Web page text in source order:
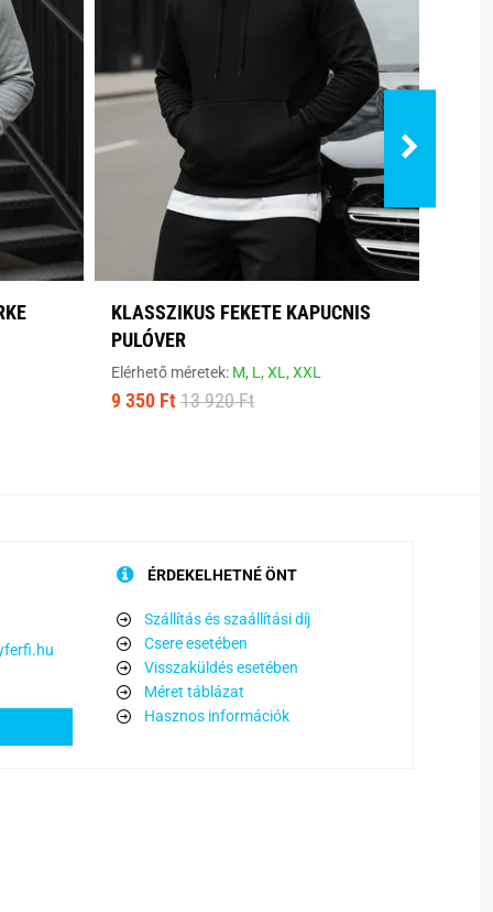
KLASSZIKUS FEKETE KAPUCNIS
PULÓVER
Elérhető méretek: M, L,XL,XXL
9 350 Ft 13 920 Ft
ÉRDEKELHETNÉ ÖNT
Szállítás és szaállítási díj
Csere esetében
Visszaküldés esetében
Méret táblázat
Hasznos információk